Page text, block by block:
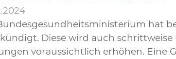
hat
Diese wird auch
voraussichtlich erhöhen. Eine